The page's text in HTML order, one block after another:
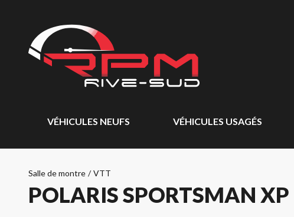
VÉHICULES NEUFS VÉHICULES USAGÉS
Salle de montre / VTT
POLARIS SPORTSMAN